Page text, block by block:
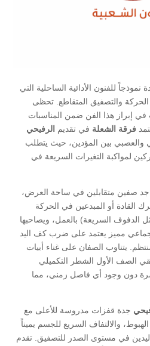
للفنون الأدائية الساحلية التي
والتصفيق المتقاطع. تحظى
في إبراز هذا الفن ضمن المناسبات
فرقة الشعلة في تقديم
الرفيحي
والعصبي بين المؤدين، حيث يتطلب
لمواكبة التغيرات السريعة في
صفين متقابلين في ساحة العرض،
القادة أو المبدعين في الحركة
الدفوف السريعة) بالعمل، ويصاحبها
مميز يعتمد على ضرب كف اليد
يتناوب الصفان على غناء أبيات
الصف الأول الشطر التكميلي
دون وجود أي فاصل زمني، مما
جدة قفزات مدروسة للأعلى مع
والالتفاف السريع للجسم يميناً
في مستوى الصدر للتصفيق. تقدم